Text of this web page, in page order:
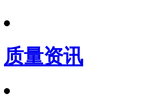
质量资讯